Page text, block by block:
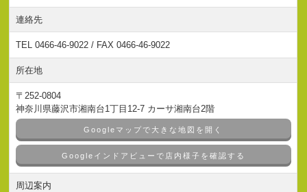
連絡先
TEL 0466-46-9022 / FAX 0466-46-9022
所在地
〒252-0804
神奈川県藤沢市湘南台1丁目12-7 カーサ湘南台2階
Googleマップで大きな地図を開く
Googleインドアビューで店内様子を確認する
周辺案内